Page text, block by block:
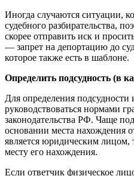
Иногда случаются ситуации,
судебного разбирательства,
скорее отправить иск и
— запрет на депортацию до
которое также есть в шаблоне.
Определить подсудность (в
Для определения подсудности
руководствоваться нормами
законодательства РФ. Чаще
основании места нахождения
является юридическим лицом,
месту его нахождения.
Если ответчик физическое